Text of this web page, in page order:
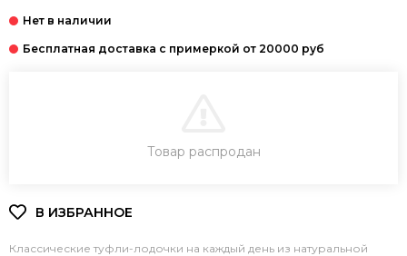
КУПИТЬ В 1 КЛИК
Товар распродан
Классические туфли-лодочки на каждый день из натуральной